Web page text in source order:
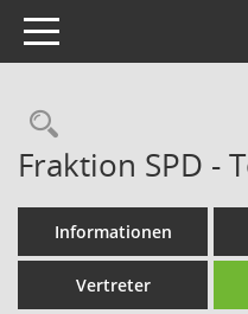
Toggle navigation
Fraktion SPD -
Informationen
Vertreter